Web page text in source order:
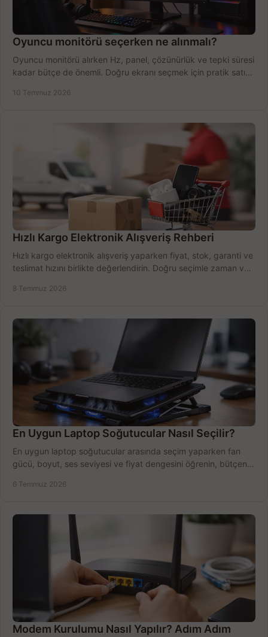
Oyuncu monitörü seçerken ne alınmalı?
Oyuncu monitörü alırken Hz, panel, çözünürlük ve tepki süresi
kadar bütçe de önemli. Doğru ekranı seçmek için pratik satın
10 Temmuz 2026
Hızlı Kargo Elektronik Alışveriş Rehberi
Hızlı kargo elektronik alışveriş yaparken fiyat, stok, garanti ve
teslimat hızını birlikte değerlendirin. Doğru seçimle zaman ve
8 Temmuz 2026
En Uygun Laptop Soğutucular Nasıl Seçilir?
En uygun laptop soğutucular arasında seçim yaparken fan
gücü, boyut, ses seviyesi ve fiyat dengesini öğrenin, bütçenizi
6 Temmuz 2026
Modem Kurulumu Nasıl Yapılır? Adım Adım